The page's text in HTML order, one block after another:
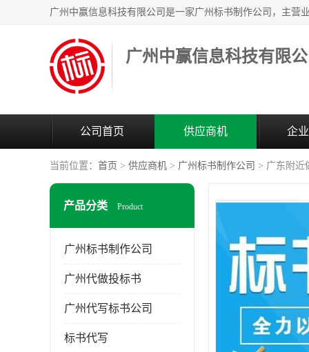
广州中赢信息科技有限
公司首页 供应商机 企
当前位置： 首页 > 供应商机 > 广州标书制作公司 > 广东附近
产品分类 Product
广州标书制作公司
广州代做投标书
广州代写标书公司
标书代写